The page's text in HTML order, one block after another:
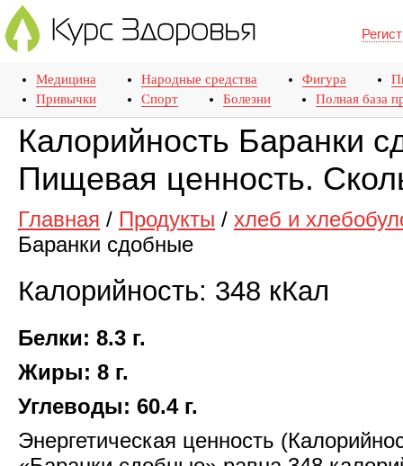
Медицина Народные средства Фигура
Привычки
Спорт Болезни Полная база
Калорийность Баранки
Пищевая ценность.
Главная / Продукты / хлеб и
Баранки сдобные
Калорийность: 348 кКал
Белки: 8.3 г.
Жиры: 8 г.
Углеводы: 60.4 г.
Энергетическая ценность